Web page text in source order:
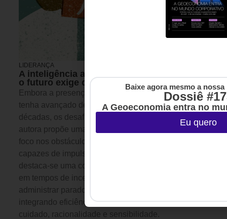
LIDERANÇA
A inteligência agridoce: a competência que
o futuro exige das líderes
Embora a presença feminina no mundo do trabalho
tenha avançado de forma consistente nas últimas
décadas, os desafios permanecem. Neste artigo, a
autora propõe uma mudança de perspectiva: menos
foco nos obstáculos e mais atenção às alavancas
capazes de impulsionar transformações. Entre elas,
destaca-se uma competência cada vez mais valiosa
em tempos de incerteza: a capacidade de
administrar paradoxos e liderar pela lógica do “E”,
integrando eficiência e inovação, resultado e
cuidado, racionalidade e sensibilidade.
Baixe agora mesmo a
Dossiê
A Geoeconomia entra no
Eu quero